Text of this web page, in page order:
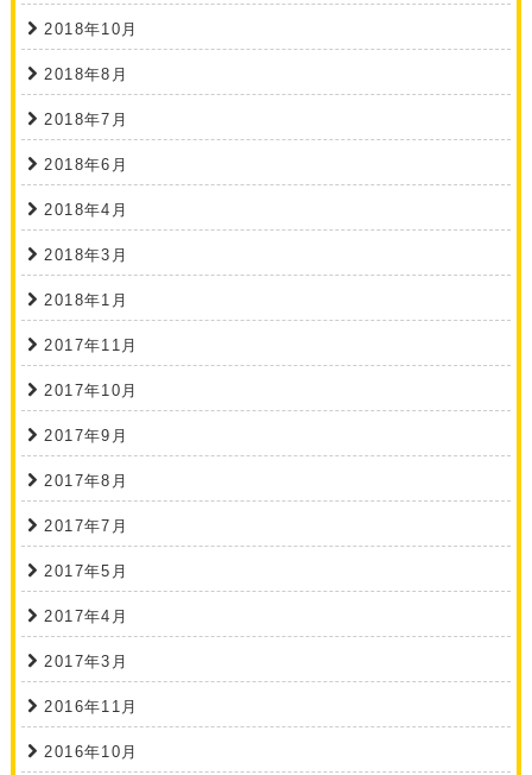
2018年10月
2018年8月
2018年7月
2018年6月
2018年4月
2018年3月
2018年1月
2017年11月
2017年10月
2017年9月
2017年8月
2017年7月
2017年5月
2017年4月
2017年3月
2016年11月
2016年10月